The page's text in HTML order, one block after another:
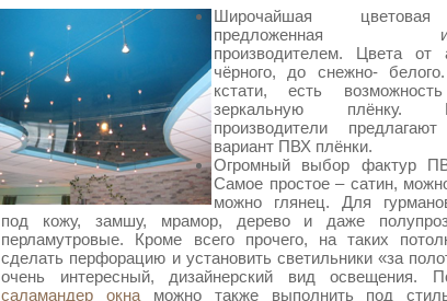
Широчайшая
предложенная
производителем. Цвета от
чёрного, до снежно-
кстати, есть
зеркальную плёнку.
производители
вариант ПВХ плёнки.
Огромный выбор фактур
Самое простое – сатин,
можно глянец. Для
под кожу, замшу, мрамор, дерево и даже
перламутровые. Кроме всего прочего, на таких
сделать перфорацию и установить светильники «за
очень интересный, дизайнерский вид освещения.
саламандер окна можно также выполнить под